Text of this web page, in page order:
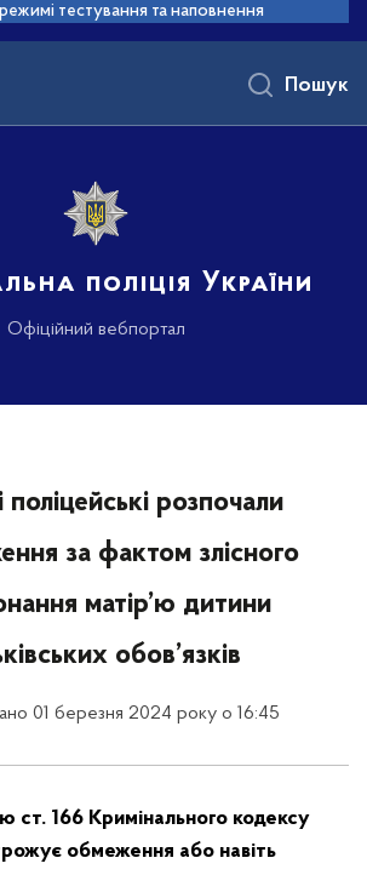
тестування та наповнення
поліція України
Офіційний вебпортал
Пошук
розпочали
за фактом злісного
матір’ю дитини
обов’язків
01 березня 2024 року о 16:45
ст. 166 Кримінального кодексу
обмеження або навіть